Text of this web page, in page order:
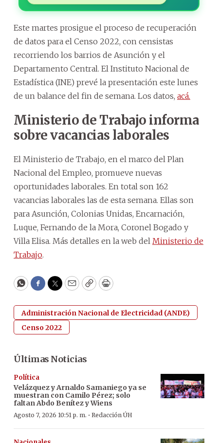
Este martes prosigue el proceso de recuperación
de datos para el Censo 2022, con censistas
recorriendo los barrios de Asunción y el
Departamento Central. El Instituto Nacional de
Estadística (INE) prevé la presentación este lunes
de un balance del fin de semana. Los datos, acá.
Ministerio de Trabajo informa
sobre vacancias laborales
El Ministerio de Trabajo, en el marco del Plan
Nacional del Empleo, promueve nuevas
oportunidades laborales. En total son 162
vacancias laborales las de esta semana. Ellas son
para Asunción, Colonias Unidas, Encarnación,
Luque, Fernando de la Mora, Coronel Bogado y
Villa Elisa. Más detalles en la web del Ministerio de
Trabajo.
WhatsApp
Facebook
Twitter
EmailCopyPrint
Administración Nacional de Electricidad (ANDE)
Censo 2022
Últimas Noticias
Política
Velázquez y Arnaldo Samaniego ya se
muestran con Camilo Pérez; solo
faltan Abdo Benítez y Wiens
Agosto 7, 2026 10:51 p. m. · Redacción ÚH